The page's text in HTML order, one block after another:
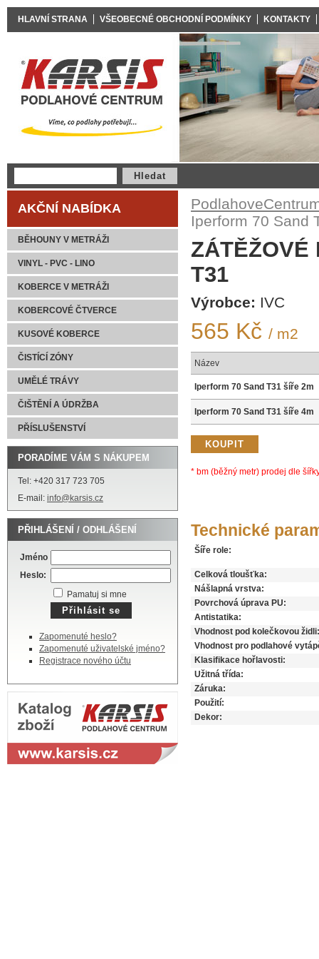
AKČNÍ NABÍDKA
BĚHOUNY V METRÁŽI
VINYL - PVC - LINO
KOBERCE V METRÁŽI
KOBERCOVÉ ČTVERCE
KUSOVÉ KOBERCE
ČISTÍCÍ ZÓNY
UMĚLÉ TRÁVY
ČIŠTĚNÍ A ÚDRŽBA
PŘÍSLUŠENSTVÍ
PORADÍME VÁM S NÁKUPEM
Tel: +420 317 723 705
E-mail: info@karsis.cz
PŘIHLÁŠENÍ / ODHLÁŠENÍ
Jméno
Heslo:
Pamatuj si mne
Zapomenuté heslo?
Zapomenuté uživatelské jméno?
Registrace nového účtu
Iperform 70 Sand
ZÁTĚŽOVÉ
T31
Výrobce: IVC
565 Kč / m2
Název
Iperform 70 Sand T31 šíře 2m
Iperform 70 Sand T31 šíře 4m
* bm (běžný metr) prodej dle
Technické
Šíře role:
Celková tloušťka:
Nášlapná vrstva:
Povrchová úprava PU:
Antistatika:
Vhodnost pod kolečkovou židli:
Vhodnost pro podlahové
Klasifikace hořlavosti:
Užitná třída:
Záruka:
Použití:
Dekor:
HLAVNÍ STRANA VŠEOBECNÉ OBCHODNÍ PODMÍNKY KONTAKTY